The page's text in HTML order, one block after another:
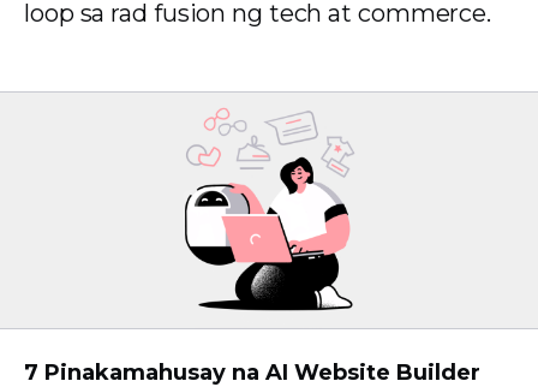
loop sa rad fusion ng tech at commerce.
7 Pinakamahusay na AI Website Builder